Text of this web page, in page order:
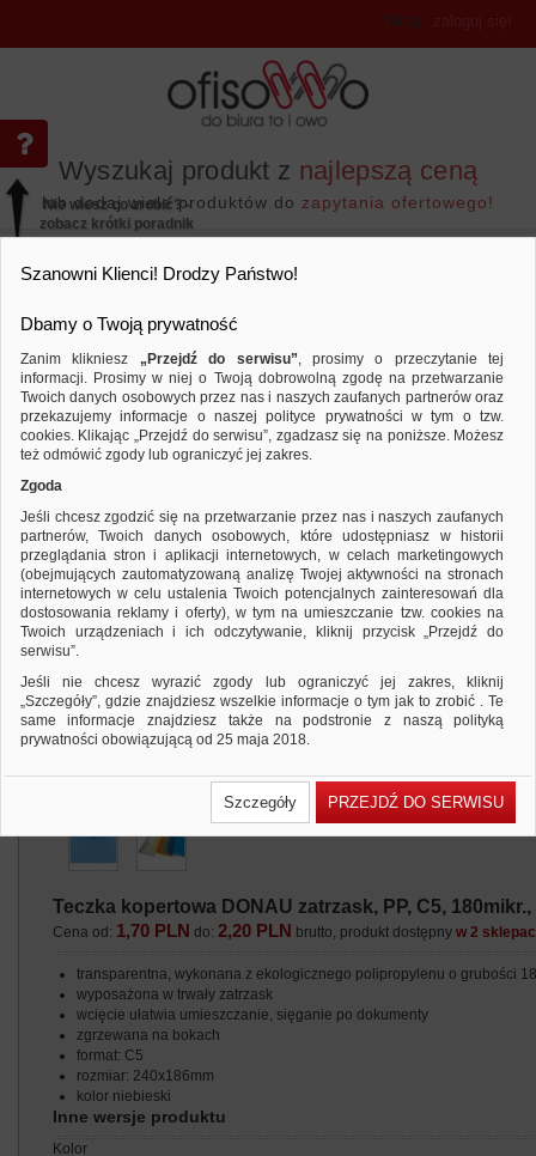
Wyszukaj produkt z najlepszą ceną
lub dodaj wiele produktów do zapytania ofertowego!
Witaj ,
Archiwizacja dokumentów Teczki płaskie
Porównaj produkt: Teczka kopertowa DONAU
Teczka kopertowa DONAU zatrzask, PP, C5,
Cena od: 1,70 PLN do:2,20 PLN brutto, produkt dostępnyw 2
transparentna, wykonana z ekologicznego polipropylenu o grubości
wyposażona w trwały zatrzask
wcięcie ułatwia umieszczanie, sięganie po dokumenty
zgrzewana na bokach
format: C5
rozmiar: 240x186mm
kolor niebieski
Inne wersje produktu
kolor
Nie wiesz co zrobić? -
zobacz krótki poradnik
Szanowni Klienci! Drodzy Państwo!
Dbamy o Twoją prywatność
Zanim klikniesz „Przejdź do serwisu”, prosimy o przeczytanie tej
informacji. Prosimy w niej o Twoją dobrowolną zgodę na przetwarzanie
Twoich danych osobowych przez nas i naszych zaufanych partnerów oraz
przekazujemy informacje o naszej polityce prywatności w tym o tzw.
cookies. Klikając „Przejdź do serwisu”, zgadzasz się na poniższe. Możesz
też odmówić zgody lub ograniczyć jej zakres.
Zgoda
Jeśli chcesz zgodzić się na przetwarzanie przez nas i naszych zaufanych
partnerów, Twoich danych osobowych, które udostępniasz w historii
przeglądania stron i aplikacji internetowych, w celach marketingowych
(obejmujących zautomatyzowaną analizę Twojej aktywności na stronach
internetowych w celu ustalenia Twoich potencjalnych zainteresowań dla
dostosowania reklamy i oferty), w tym na umieszczanie tzw. cookies na
Twoich urządzeniach i ich odczytywanie, kliknij przycisk „Przejdź do
serwisu”.
Jeśli nie chcesz wyrazić zgody lub ograniczyć jej zakres, kliknij
„Szczegóły”, gdzie znajdziesz wszelkie informacje o tym jak to zrobić . Te
same informacje znajdziesz także na podstronie z naszą polityką
prywatności obowiązującą od 25 maja 2018.
wcześniejsza zgoda której udzieliliście podczas zakładania konta. Każda
Państwa zgoda jest dobrowolna i można ją w dowolnym momencie
Polityka prywatności (rozwiń)
Lista Zaufanych Partnerów (rozwiń)
Szczegóły PRZEJDŹ DO SERWISU